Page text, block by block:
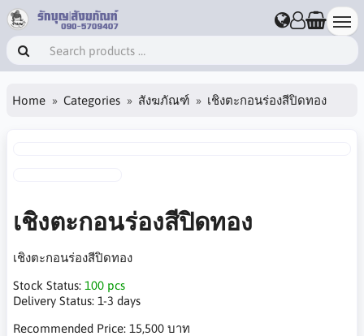
Home Categories สังฆภัณฑ์ เชิงตะกอนร่องสีปิดทอง
เชิงตะกอนร่องสีปิดทอง
เชิงตะกอนร่องสีปิดทอง
Stock Status: 100 pcs
Delivery Status: 1-3 days
Recommended Price: 15,500 บาท